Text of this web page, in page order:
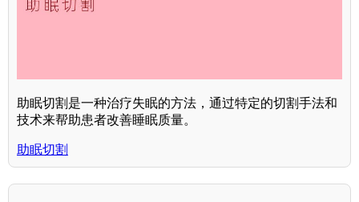
助眠切割是一种治疗失眠的方法，通过特定的切割手法和
技术来帮助患者改善睡眠质量。
助眠切割